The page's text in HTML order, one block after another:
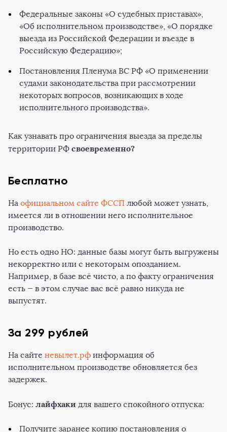
Федеральные законы «О судебных приставах»,
«Об исполнительном производстве», «О порядке
выезда из Российской Федерации и въезде в
Российскую Федерацию»;
Постановления Пленума ВС РФ «О применении
судами законодательства при рассмотрении
некоторых вопросов, возникающих в ходе
исполнительного производства».
Как узнавать про ограничения выезда за пределы
территории РФ своевременно?
Бесплатно
На официальном сайте ФССП любой может узнать,
имеется ли в отношении него исполнительное
производство.
Но есть одно НО: данные базы могут быть выгружены
некорректно или с некоторым опозданием.
Например, в базе всё чисто, а по факту ограничения
есть — в этом случае вас всё равно никуда не
выпустят.
За 299 рублей
На сайте невылет.рф информация об
исполнительном производстве обновляется без
задержек.
Бонус: лайфхаки для вашего спокойного отпуска:
Получите заранее копию постановления о